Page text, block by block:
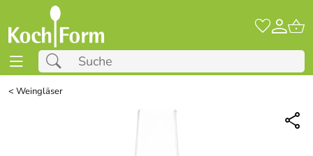
<Weingläser